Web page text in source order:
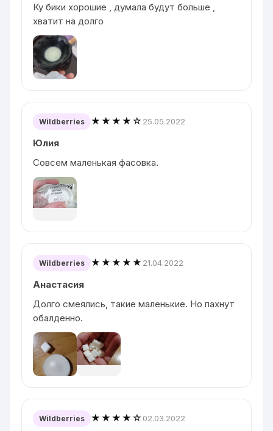
Ку бики хорошие , думала будут больше ,
хватит на долго
Wildberries ★★★★☆ 25.05.2022
Юлия
Совсем маленькая фасовка.
Wildberries ★★★★★ 21.04.2022
Анастасия
Долго смеялись, такие маленькие. Но пахнут
обалденно.
Wildberries ★★★★☆ 02.03.2022